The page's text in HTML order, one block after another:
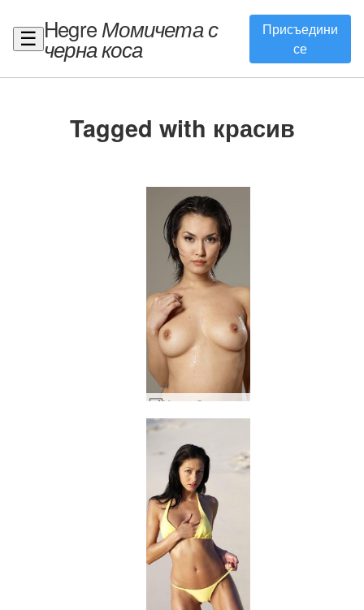
☰ HegreМомичета с
черна коса
Присъедини
се
Tagged with красив
Мария Озава нуру масажно желе #1